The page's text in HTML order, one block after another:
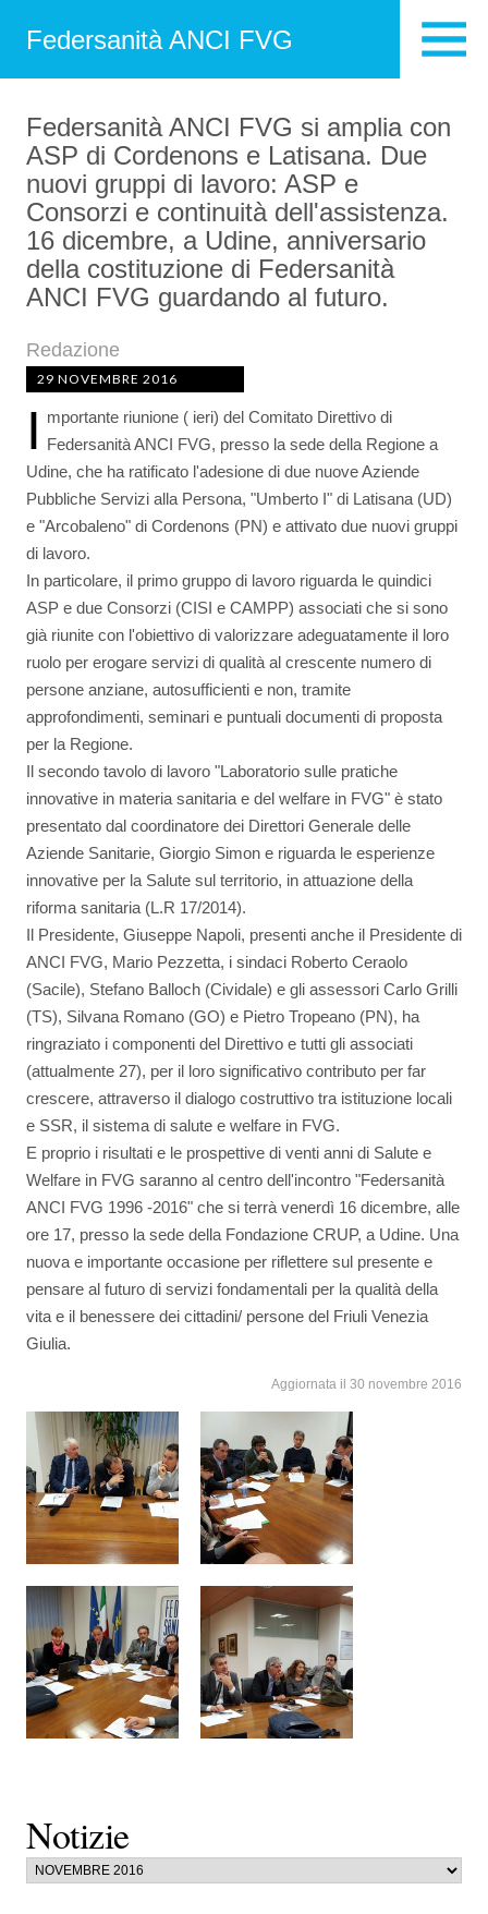
Federsanità ANCI FVG
Notizie
Federsanità ANCI FVG si amplia con
ASP di Cordenons e Latisana. Due
nuovi gruppi di lavoro: ASP e
Consorzi e continuità dell'assistenza.
16 dicembre, a Udine, anniversario
della costituzione di Federsanità
ANCI FVG guardando al futuro.
Redazione
29 NOVEMBRE 2016
I mportante riunione ( ieri) del Comitato Direttivo di
Federsanità ANCI FVG, presso la sede della Regione a
Udine, che ha ratificato l'adesione di due nuove Aziende
Pubbliche Servizi alla Persona, "Umberto I" di Latisana (UD)
e "Arcobaleno" di Cordenons (PN) e attivato due nuovi gruppi
di lavoro.
In particolare, il primo gruppo di lavoro riguarda le quindici
ASP e due Consorzi (CISI e CAMPP) associati che si sono
già riunite con l'obiettivo di valorizzare adeguatamente il loro
ruolo per erogare servizi di qualità al crescente numero di
persone anziane, autosufficienti e non, tramite
approfondimenti, seminari e puntuali documenti di proposta
per la Regione.
Il secondo tavolo di lavoro "Laboratorio sulle pratiche
innovative in materia sanitaria e del welfare in FVG" è stato
presentato dal coordinatore dei Direttori Generale delle
Aziende Sanitarie, Giorgio Simon e riguarda le esperienze
innovative per la Salute sul territorio, in attuazione della
riforma sanitaria (L.R 17/2014).
Il Presidente, Giuseppe Napoli, presenti anche il Presidente di
ANCI FVG, Mario Pezzetta, i sindaci Roberto Ceraolo
(Sacile), Stefano Balloch (Cividale) e gli assessori Carlo Grilli
(TS), Silvana Romano (GO) e Pietro Tropeano (PN), ha
ringraziato i componenti del Direttivo e tutti gli associati
(attualmente 27), per il loro significativo contributo per far
crescere, attraverso il dialogo costruttivo tra istituzione locali
e SSR, il sistema di salute e welfare in FVG.
E proprio i risultati e le prospettive di venti anni di Salute e
Welfare in FVG saranno al centro dell'incontro "Federsanità
ANCI FVG 1996 -2016" che si terrà venerdì 16 dicembre, alle
ore 17, presso la sede della Fondazione CRUP, a Udine. Una
nuova e importante occasione per riflettere sul presente e
pensare al futuro di servizi fondamentali per la qualità della
vita e il benessere dei cittadini/ persone del Friuli Venezia
Giulia.
Aggiornata il 30 novembre 2016